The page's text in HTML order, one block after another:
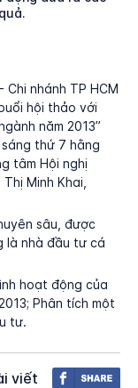
nhánh TP HCM
hội thảo với
năm 2013”
thứ 7 hằng
tâm Hội nghị
Minh Khai,
sâu, được
là nhà đầu tư cá
hoạt động của
Phân tích một
tư.
viết